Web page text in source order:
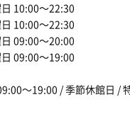
10:00〜22:30
10:00〜22:30
09:00〜20:00
09:00〜19:00
〜19:00 / 季節休館日 /